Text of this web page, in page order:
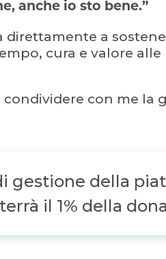
anche io sto bene.”
a
cura e valore
con me la
gestione della
il 1% della